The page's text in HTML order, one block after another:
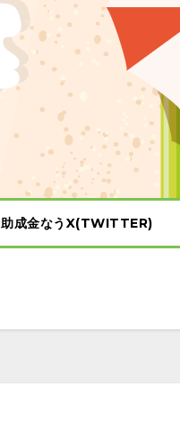
助成金なうX(TWITTER)